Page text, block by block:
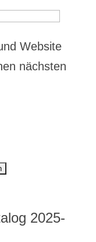
Website
nächsten
2025-